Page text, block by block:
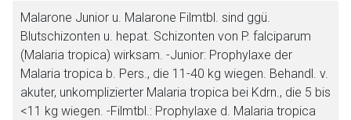
Fachinformationen für Malarone®
Junior/Malarone® Filmtabletten
Firmen:
GlaxoSmithKline GmbH & Co. KG
Malarone Junior u. Malarone Filmtbl. sind ggü.
Blutschizonten u. hepat. Schizonten von P. falciparum
(Malaria tropica) wirksam. -Junior: Prophylaxe der
Malaria tropica b. Pers., die 11-40 kg wiegen. Behandl. v.
akuter, unkomplizierter Malaria tropica bei Kdrn., die 5 bis
<11 kg wiegen. -Filmtbl.: Prophylaxe d. Malaria tropica
Aufruf einer externen Seite